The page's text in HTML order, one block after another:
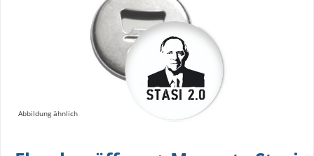
Abbildung ähnlich